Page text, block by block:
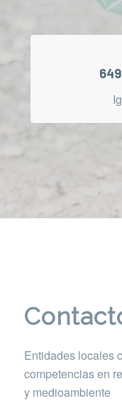
Entidades locales
competencias en
y medioambiente